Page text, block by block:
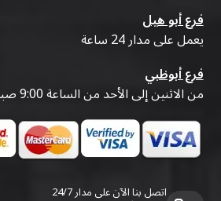
فرع أبو هيل
يعمل على مدار 24 ساعة
فرع أبوظبي
من الاثنين إلى الأحد من الساعة 9:00 صباحًا حتى 07:00 مساءً
اتصل بنا الآن على مدار 24/7